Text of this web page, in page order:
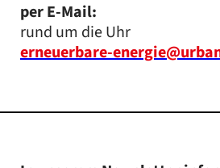
per E-Mail:
rund um die Uhr
erneuerbare-